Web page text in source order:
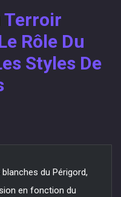
Terroir
Rôle Du
Styles De
du Périgord,
en fonction du